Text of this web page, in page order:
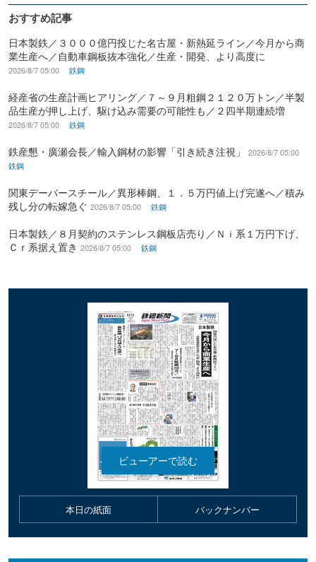
おすすめ記事
日本製鉄／３０００億円投じた名古屋・新熱延ライン／今月から商
業生産へ／自動車鋼板抜本強化／生産・開発、より高度に
2026/8/7 05:00 鉄鋼
経産省の生産計画ヒアリング／７～９月粗鋼２１２０万トン／半製
品生産が押し上げ、駆け込み需要の可能性も／２四半期連続増
2026/8/7 05:00 鉄鋼
鉄産懇・廣瀬会長／輸入鋼材の影響「引き続き注視」
2026/8/7 05:00
鉄鋼
関東デーバースチール／異形棒鋼、１．５万円値上げ完遂へ／積み
残し分の転嫁急ぐ 2026/8/7 05:00 鉄鋼
日本製鉄／８月契約のステンレス鋼板店売り／Ｎｉ系１万円下げ、
Ｃｒ系据え置き 2026/8/7 05:00 鉄鋼
本日の紙面 バックナンバー